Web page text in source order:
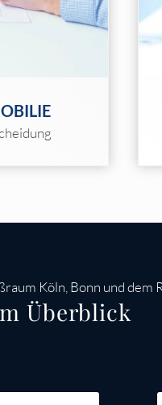
Köln, Bonn und dem
Überblick